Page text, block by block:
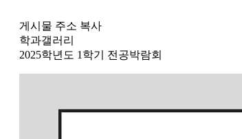
게시물 주소 복사
학과갤러리
2025학년도 1학기 전공박람회